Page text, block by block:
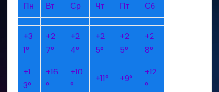
Пн
Вт Ср Чт Пт Сб
+3
1°
+2
7°
+2
4°
+2
5°
+2
5°
+2
8°
+1
3°
+16
°
+10
°
+11° +9°
+12
°